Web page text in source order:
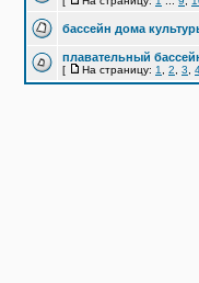
бассейн дома
плавательный
[ На страницу: 1 2 3